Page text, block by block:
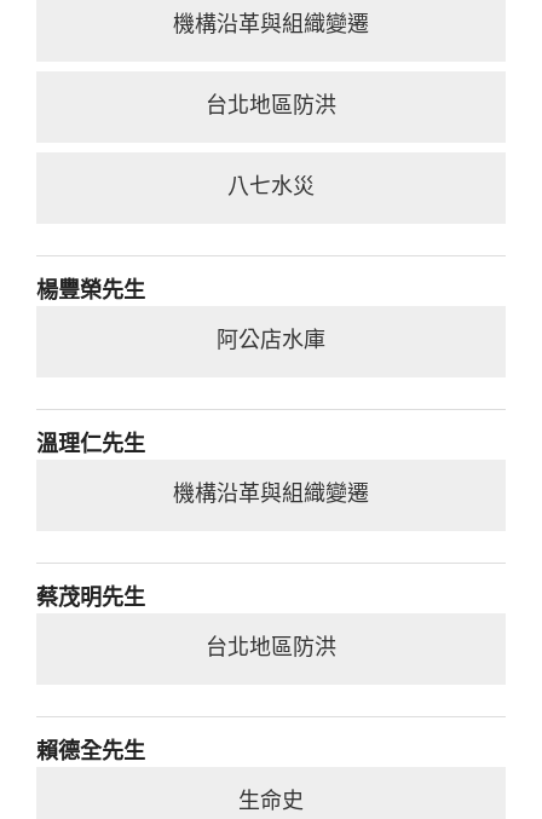
機構沿革與組織變遷
台北地區防洪
八七水災
楊豐榮先生
阿公店水庫
溫理仁先生
機構沿革與組織變遷
蔡茂明先生
台北地區防洪
賴德全先生
生命史